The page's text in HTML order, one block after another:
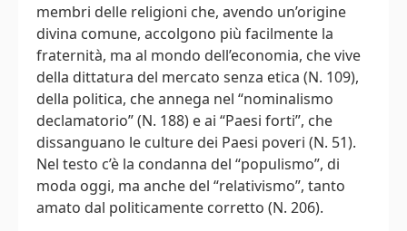
membri delle religioni che, avendo un’origine
divina comune, accolgono più facilmente la
fraternità, ma al mondo dell’economia, che vive
della dittatura del mercato senza etica (N. 109),
della politica, che annega nel “nominalismo
declamatorio” (N. 188) e ai “Paesi forti”, che
dissanguano le culture dei Paesi poveri (N. 51).
Nel testo c’è la condanna del “populismo”, di
moda oggi, ma anche del “relativismo”, tanto
amato dal politicamente corretto (N. 206).